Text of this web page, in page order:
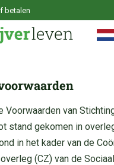
betalen
Voorwaarden van
stand gekomen in
in het kader van de
(CZ) van de